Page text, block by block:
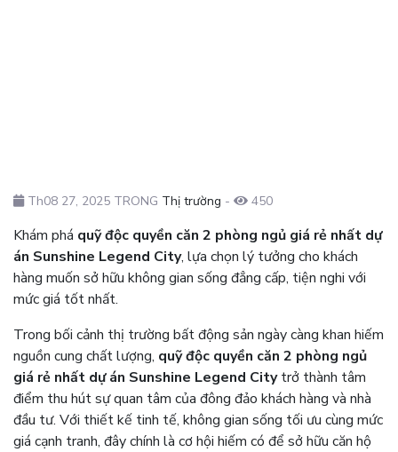
Th08 27, 2025 TRONG Thị trường - 450
Khám phá quỹ độc quyền căn 2 phòng ngủ giá rẻ nhất dự
án Sunshine Legend City, lựa chọn lý tưởng cho khách
hàng muốn sở hữu không gian sống đẳng cấp, tiện nghi với
mức giá tốt nhất.
Trong bối cảnh thị trường bất động sản ngày càng khan hiếm
nguồn cung chất lượng, quỹ độc quyền căn 2 phòng ngủ
giá rẻ nhất dự án Sunshine Legend Citytrở thành tâm
điểm thu hút sự quan tâm của đông đảo khách hàng và nhà
đầu tư. Với thiết kế tinh tế, không gian sống tối ưu cùng mức
giá cạnh tranh, đây chính là cơ hội hiếm có để sở hữu căn hộ